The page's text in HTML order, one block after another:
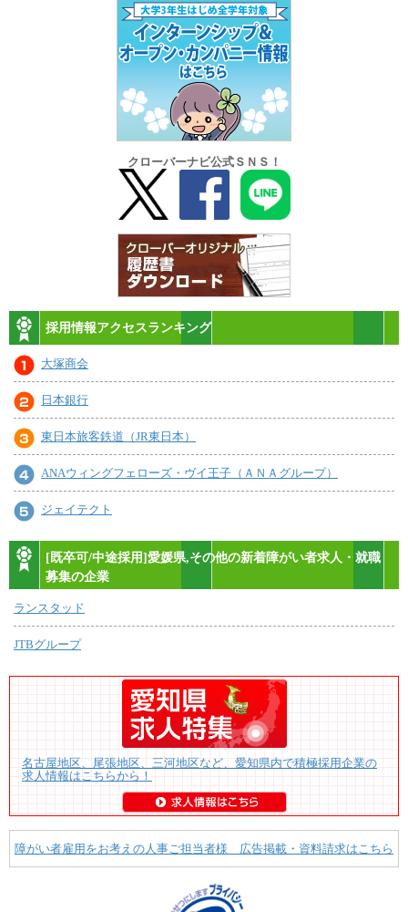
クローバーナビ公式ＳＮＳ！
採用情報アクセスランキング
大塚商会
日本銀行
東日本旅客鉄道（JR東日本）
ANAウィングフェローズ・ヴイ王子（ＡＮＡグループ）
ジェイテクト
[既卒可/中途採用]愛媛県,その他の新着障がい者求人・就職
募集の企業
ランスタッド
JTBグループ
名古屋地区、尾張地区、三河地区など、愛知県内で積極採用企業の
求人情報はこちらから！
障がい者雇用をお考えの人事ご担当者様 広告掲載・資料請求はこちら